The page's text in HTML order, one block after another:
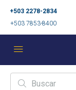
+503 2278-2834
+503 7853-8400